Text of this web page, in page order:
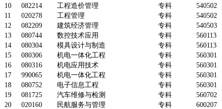
10
082214 工程造价管理 专科
540502
11
020278 工程管理 专科
540502
12
082209 建筑经济管理 专科
540503
13
080744 数控技术应用 专科
560113
14
080304 模具设计与制造 专科
560113
15
080306 机电一体化工程 专科
560301
16
080316 机电应用技术 专科
560301
17
990065 机电一体化工程 专科
560301
18
080752 电子信息工程 专科
560301
19
081725 汽车维修与检测 专科
560702
20
020160 民航服务与管理 专科
600207